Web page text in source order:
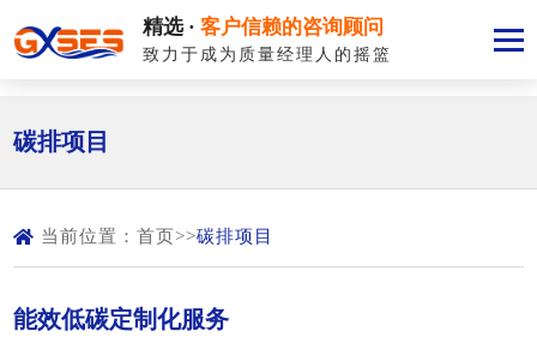
精选 ·客户信赖的咨询顾问
致力于成为质量经理人的摇篮
碳排项目
当前位置：首页>>碳排项目
能效低碳定制化服务